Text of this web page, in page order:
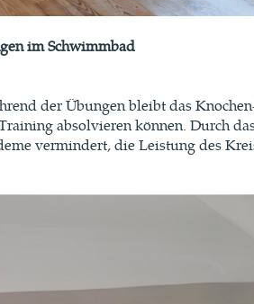
im Schwimmbad
der Übungen bleibt das
absolvieren können. Durch
vermindert, die Leistung des